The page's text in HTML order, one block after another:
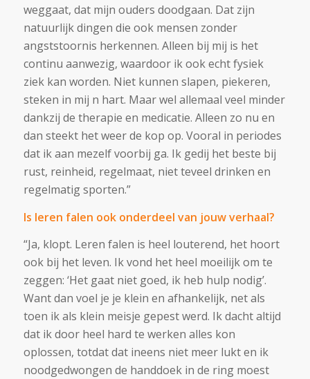
weggaat, dat mijn ouders doodgaan. Dat zijn
natuurlijk dingen die ook mensen zonder
angststoornis herkennen. Alleen bij mij is het
continu aanwezig, waardoor ik ook echt fysiek
ziek kan worden. Niet kunnen slapen, piekeren,
steken in mij n hart. Maar wel allemaal veel minder
dankzij de therapie en medicatie. Alleen zo nu en
dan steekt het weer de kop op. Vooral in periodes
dat ik aan mezelf voorbij ga. Ik gedij het beste bij
rust, reinheid, regelmaat, niet teveel drinken en
regelmatig sporten.”
Is leren falen ook onderdeel van jouw verhaal?
“Ja, klopt. Leren falen is heel louterend, het hoort
ook bij het leven. Ik vond het heel moeilijk om te
zeggen: ‘Het gaat niet goed, ik heb hulp nodig’.
Want dan voel je je klein en afhankelijk, net als
toen ik als klein meisje gepest werd. Ik dacht altijd
dat ik door heel hard te werken alles kon
oplossen, totdat dat ineens niet meer lukt en ik
noodgedwongen de handdoek in de ring moest